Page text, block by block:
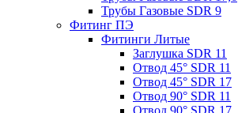
Трубы Газовые SDR 9
Фитинг ПЭ
Фитинги Литые
Заглушка SDR 11
Отвод 45° SDR 11
Отвод 45° SDR 17
Отвод 90° SDR 11
Отвод 90° SDR 17